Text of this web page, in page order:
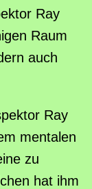
Ray
Raum
auch
Ray
mentalen
zu
hat ihm